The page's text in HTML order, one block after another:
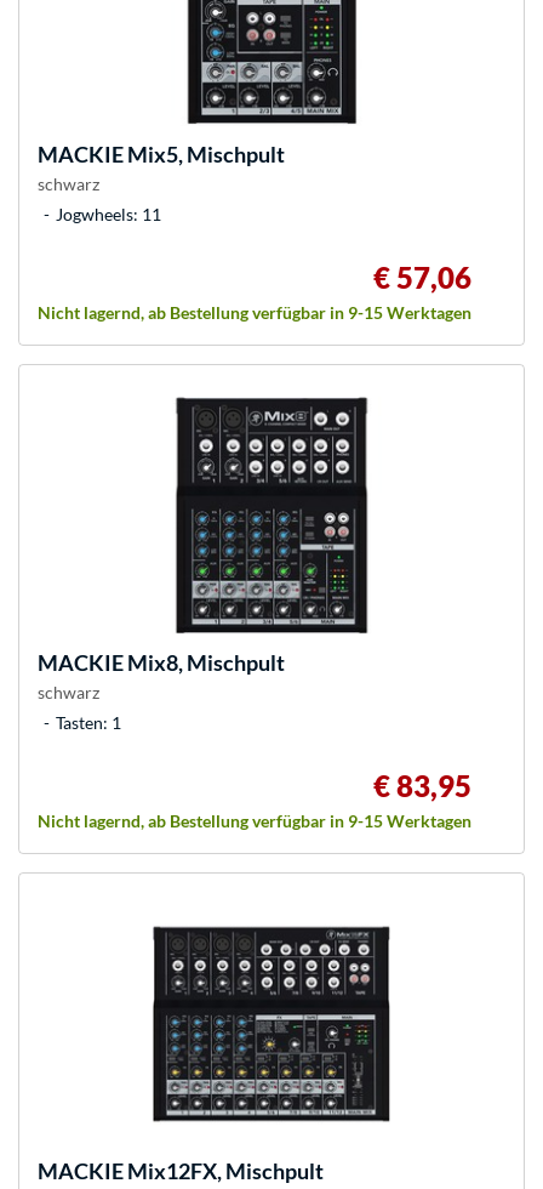
MACKIEMix5, Mischpult
schwarz
Jogwheels: 11
€ 57,06
Nicht lagernd, ab Bestellung verfügbar in 9-15 Werktagen
MACKIEMix8, Mischpult
schwarz
Tasten: 1
€ 83,95
Nicht lagernd, ab Bestellung verfügbar in 9-15 Werktagen
MACKIEMix12FX, Mischpult